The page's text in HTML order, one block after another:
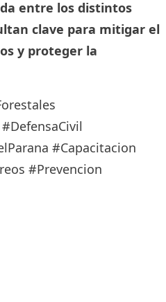
entre los distintos
clave para mitigar el
y proteger la
#Capacitacion
#Prevencion